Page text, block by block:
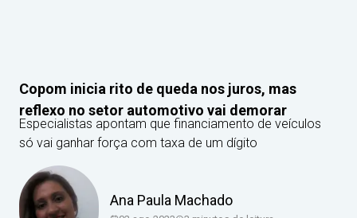
Copom inicia rito de queda nos juros, mas
reflexo no setor automotivo vai demorar
Especialistas apontam que financiamento de veículos
só vai ganhar força com taxa de um dígito
Ana Paula Machado